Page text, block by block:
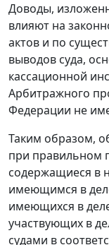
Доводы,
влияют на
актов и по
выводов суда,
кассационной
Арбитражного
Федерации не
Таким образом,
при правильном
содержащиеся в
имеющимся в
имеющихся в
участвующих в
судами в